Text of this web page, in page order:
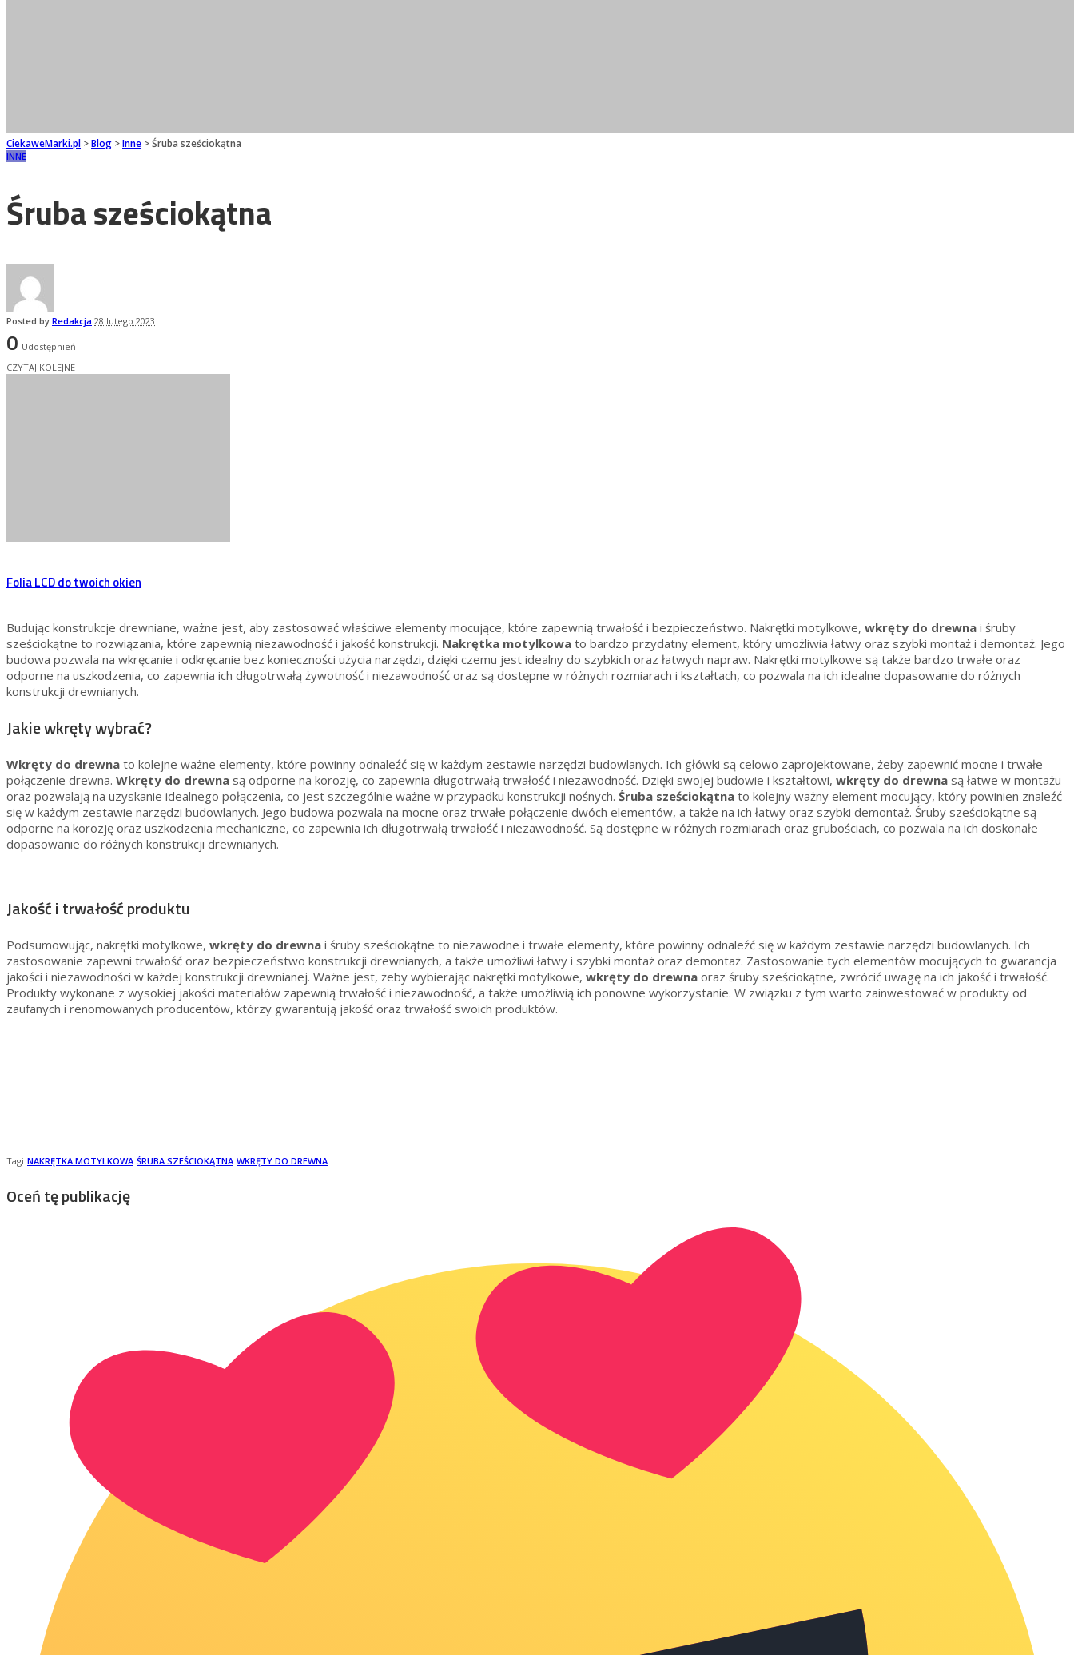
CiekaweMarki.pl >Blog >Inne >Śruba sześciokątna
INNE
Śruba sześciokątna
Posted by Redakcja 28 lutego 2023
0 Udostępnień
CZYTAJ KOLEJNE
Folia LCD do twoich okien
Budując konstrukcje drewniane, ważne jest, aby zastosować właściwe elementy mocujące, które zapewnią trwałość i bezpieczeństwo. Nakrętki motylkowe, wkręty do drewna i śruby
sześciokątne to rozwiązania, które zapewnią niezawodność i jakość konstrukcji. Nakrętka motylkowa to bardzo przydatny element, który umożliwia łatwy oraz szybki montaż i demontaż. Jego
budowa pozwala na wkręcanie i odkręcanie bez konieczności użycia narzędzi, dzięki czemu jest idealny do szybkich oraz łatwych napraw. Nakrętki motylkowe są także bardzo trwałe oraz
odporne na uszkodzenia, co zapewnia ich długotrwałą żywotność i niezawodność oraz są dostępne w różnych rozmiarach i kształtach, co pozwala na ich idealne dopasowanie do różnych
konstrukcji drewnianych.
Jakie wkręty wybrać?
Wkręty do drewna to kolejne ważne elementy, które powinny odnaleźć się w każdym zestawie narzędzi budowlanych. Ich główki są celowo zaprojektowane, żeby zapewnić mocne i trwałe
połączenie drewna. Wkręty do drewna są odporne na korozję, co zapewnia długotrwałą trwałość i niezawodność. Dzięki swojej budowie i kształtowi, wkręty do drewna są łatwe w montażu
oraz pozwalają na uzyskanie idealnego połączenia, co jest szczególnie ważne w przypadku konstrukcji nośnych. Śruba sześciokątna to kolejny ważny element mocujący, który powinien znaleźć
się w każdym zestawie narzędzi budowlanych. Jego budowa pozwala na mocne oraz trwałe połączenie dwóch elementów, a także na ich łatwy oraz szybki demontaż. Śruby sześciokątne są
odporne na korozję oraz uszkodzenia mechaniczne, co zapewnia ich długotrwałą trwałość i niezawodność. Są dostępne w różnych rozmiarach oraz grubościach, co pozwala na ich doskonałe
dopasowanie do różnych konstrukcji drewnianych.
Jakość i trwałość produktu
Podsumowując, nakrętki motylkowe, wkręty do drewna i śruby sześciokątne to niezawodne i trwałe elementy, które powinny odnaleźć się w każdym zestawie narzędzi budowlanych. Ich
zastosowanie zapewni trwałość oraz bezpieczeństwo konstrukcji drewnianych, a także umożliwi łatwy i szybki montaż oraz demontaż. Zastosowanie tych elementów mocujących to gwarancja
jakości i niezawodności w każdej konstrukcji drewnianej. Ważne jest, żeby wybierając nakrętki motylkowe, wkręty do drewna oraz śruby sześciokątne, zwrócić uwagę na ich jakość i trwałość.
Produkty wykonane z wysokiej jakości materiałów zapewnią trwałość i niezawodność, a także umożliwią ich ponowne wykorzystanie. W związku z tym warto zainwestować w produkty od
zaufanych i renomowanych producentów, którzy gwarantują jakość oraz trwałość swoich produktów.
Tagi NAKRĘTKA MOTYLKOWA ŚRUBA SZEŚCIOKĄTNA WKRĘTY DO DREWNA
Oceń tę publikację